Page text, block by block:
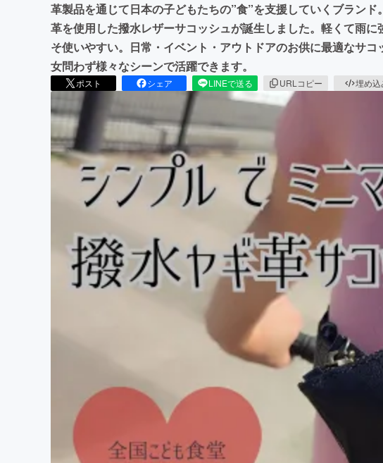
革製品を通じて日本の子どもたちの”食”を支援していくブラン
革を使用した撥水レザーサコッシュが誕生しました。軽くて雨に
そ使いやすい。日常・イベント・アウトドアのお供に最適なサ
女問わず様々なシーンで活躍できます。
ポスト シェア LINEで送る URLコピー 埋め込